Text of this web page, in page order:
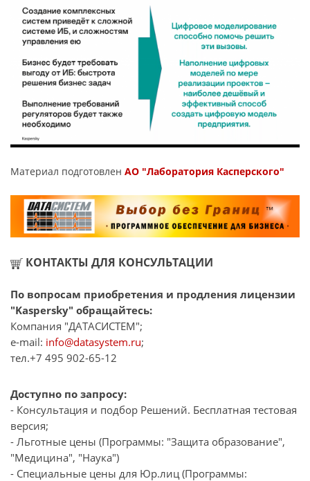
Материал подготовлен АО "Лаборатория Касперского"
КОНТАКТЫ ДЛЯ КОНСУЛЬТАЦИИ
По вопросам приобретения и продления лицензии
"Kaspersky" обращайтесь:
Компания "ДАТАСИСТЕМ";
e-mail: info@datasystem.ru;
тел.+7 495 902-65-12
Доступно по запросу:
- Консультация и подбор Решений. Бесплатная тестовая
версия;
- Льготные цены (Программы: "Защита образование",
"Медицина", "Наука")
- Специальные цены для Юр.лиц (Программы: